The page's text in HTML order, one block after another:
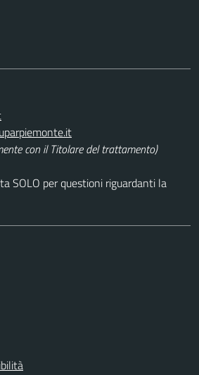
con il Titolare del trattamento)
SOLO per questioni riguardanti la